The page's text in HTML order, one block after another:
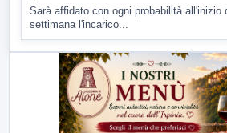
Sarà affidato con ogni probabilità all'inizio
settimana l'incarico...